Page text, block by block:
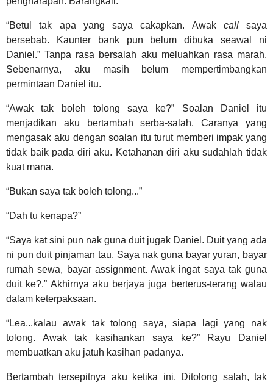
“Betul tak apa yang saya cakapkan. Awak callsaya
bersebab. Kaunter bank pun belum dibuka seawal ni
Daniel.” Tanpa rasa bersalah aku meluahkan rasa marah.
Sebenarnya, aku masih belum mempertimbangkan
permintaan Daniel itu.
“Awak tak boleh tolong saya ke?” Soalan Daniel itu
menjadikan aku bertambah serba-salah. Caranya yang
mengasak aku dengan soalan itu turut memberi impak yang
tidak baik pada diri aku. Ketahanan diri aku sudahlah tidak
kuat mana.
“Bukan saya tak boleh tolong...”
“Dah tu kenapa?”
“Saya kat sini pun nak guna duit jugak Daniel. Duit yang ada
ni pun duit pinjaman tau. Saya nak guna bayar yuran, bayar
rumah sewa, bayar assignment. Awak ingat saya tak guna
duit ke?.” Akhirnya aku berjaya juga berterus-terang walau
dalam keterpaksaan.
“Lea...kalau awak tak tolong saya, siapa lagi yang nak
tolong. Awak tak kasihankan saya ke?” Rayu Daniel
membuatkan aku jatuh kasihan padanya.
Bertambah tersepitnya aku ketika ini. Ditolong salah, tak